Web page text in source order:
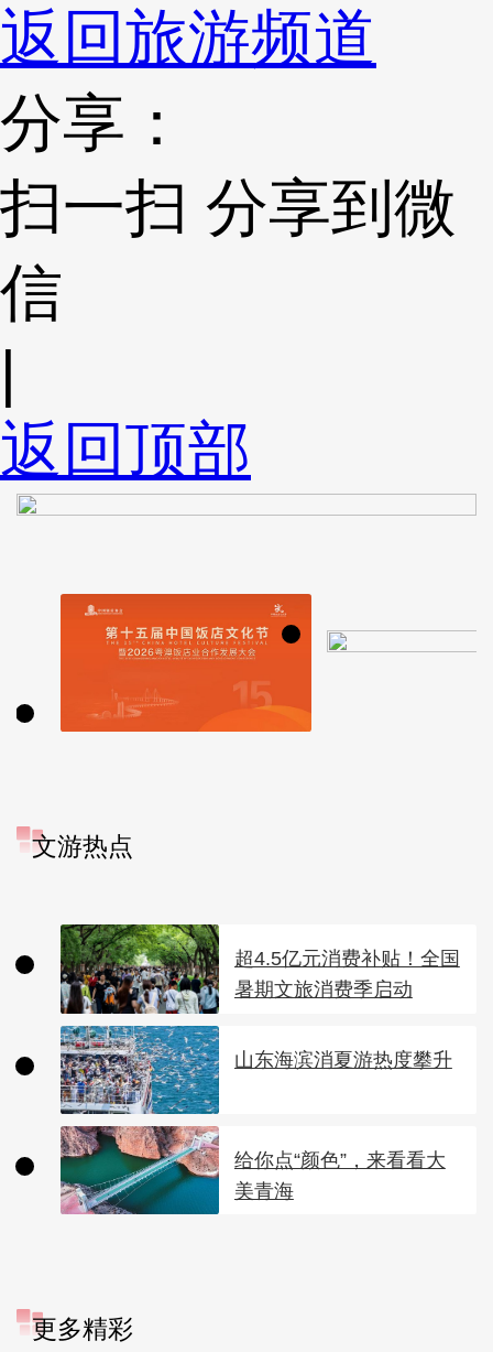
返回旅游频道
分享：
扫一扫 分享到微
信
|
返回顶部
文游热点
超4.5亿元消费补贴！全国
暑期文旅消费季启动
山东海滨消夏游热度攀升
给你点“颜色”，来看看大
美青海
更多精彩